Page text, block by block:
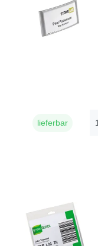
lieferbar